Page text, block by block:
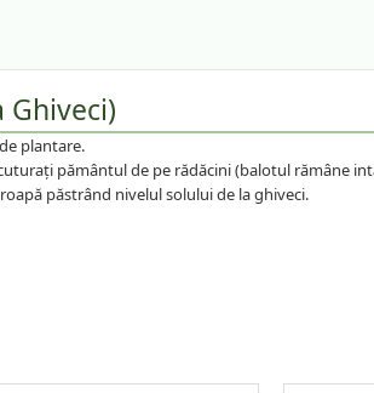
plantare.
pământul de pe rădăcini (balotul rămâne
păstrând nivelul solului de la ghiveci.